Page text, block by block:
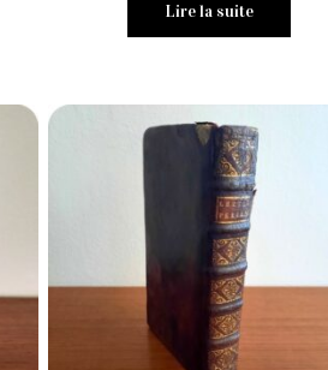
Lire la suite